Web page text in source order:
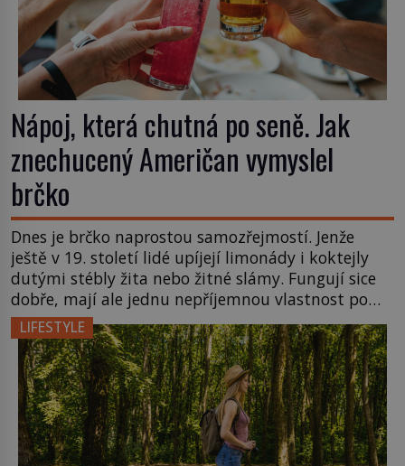
Nápoj, která chutná po seně. Jak
znechucený Američan vymyslel
brčko
Dnes je brčko naprostou samozřejmostí. Jenže
ještě v 19. století lidé upíjejí limonády i koktejly
dutými stébly žita nebo žitné slámy. Fungují sice
dobře, mají ale jednu nepříjemnou vlastnost po
chvíli se rozmáčejí a nápoji dodávají travnatou
příchuť. Právě tahle drobná nepříjemnost přivede
amerického výrobce cigaretových náustků k
nápadu, který změní způsob pití po celém […]
LIFESTYLE